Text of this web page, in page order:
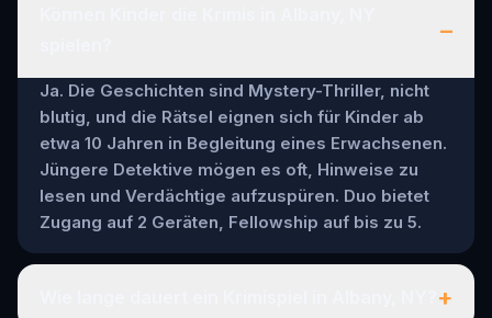
–
Ja. Die Geschichten sind Mystery-Thriller, nicht
blutig, und die Rätsel eignen sich für Kinder ab
etwa 10 Jahren in Begleitung eines Erwachsenen.
Jüngere Detektive mögen es oft, Hinweise zu
lesen und Verdächtige aufzuspüren. Duo bietet
Zugang auf 2 Geräten, Fellowship auf bis zu 5.
+